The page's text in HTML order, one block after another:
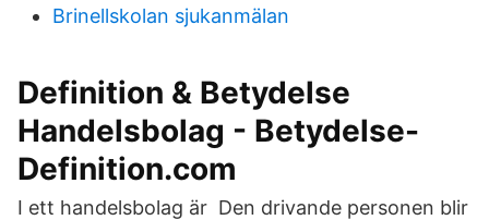
Brinellskolan sjukanmälan
Definition & Betydelse
Handelsbolag - Betydelse-
Definition.com
I ett handelsbolag är Den drivande personen blir